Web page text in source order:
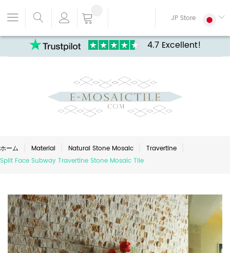
4.7 Excellent!
JP Store
ホーム Material Natural Stone Mosaic
Travertine
Split Face Subway Travertine Stone Mosaic Tile